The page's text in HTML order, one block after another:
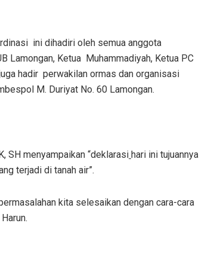
ini dihadiri oleh semua anggota
Lamongan, Ketua Muhammadiyah, Ketua PC
hadir perwakilan ormas dan organisasi
M. Duriyat No. 60 Lamongan.
SH menyampaikan “deklarasi hari ini tujuannya
terjadi di tanah air”.
kita selesaikan dengan cara-cara